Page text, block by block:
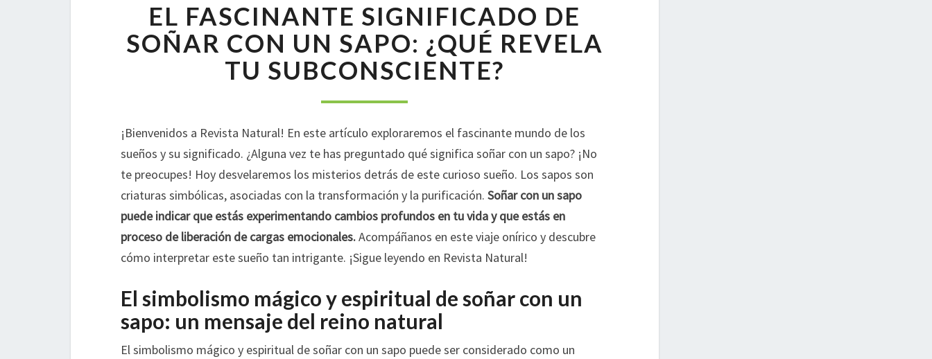
FASCINANTE
SIGNIFICADO
DE
SOÑAR
CON
UN
¿QUÉ
REVELA
TU
SUBCONSCIENTE?
EL FASCINANTE SIGNIFICADO DE
SOÑAR CON UN SAPO: ¿QUÉ REVELA
TU SUBCONSCIENTE?
¡Bienvenidos a Revista Natural! En este artículo exploraremos el fascinante mundo de los
sueños y su significado. ¿Alguna vez te has preguntado qué significa soñar con un sapo? ¡No
te preocupes! Hoy desvelaremos los misterios detrás de este curioso sueño. Los sapos son
criaturas simbólicas, asociadas con la transformación y la purificación. Soñar con un sapo
puede indicar que estás experimentando cambios profundos en tu vida y que estás en
proceso de liberación de cargas emocionales.Acompáñanos en este viaje onírico y descubre
cómo interpretar este sueño tan intrigante. ¡Sigue leyendo en Revista Natural!
El simbolismo mágico y espiritual de soñar con un
sapo: un mensaje del reino natural
El simbolismo mágico y espiritual de soñar con un sapo puede ser considerado como un